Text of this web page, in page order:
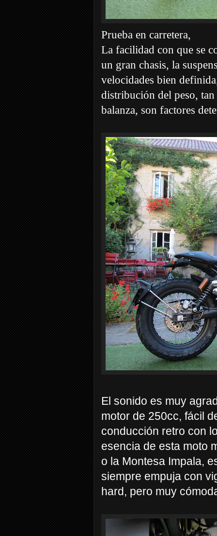
Prueba en carretera,
La facilidad con que se
un gran chasis, la
velocidades bien
distribución del peso,
balanza, son factores
El sonido es muy
motor de 250cc, fácil
conducción retro con
esencia de esta moto
o la Montesa Impala,
siempre empuja con
hard, pero muy